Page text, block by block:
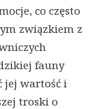
co często
związkiem z
fauny
jej wartość i
troski o